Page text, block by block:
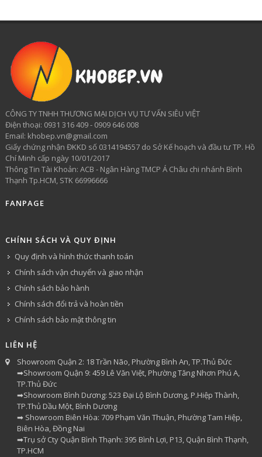
CÔNG TY TNHH THƯƠNG MẠI DỊCH VỤ TƯ VẤN SIÊU VIỆT
​Điện thoại: 0931 316 409 - 0909 646 008
Email: khobep.vn@gmail.com
Giấy chứng nhận ĐKKD số 0314194557 do Sở Kế hoạch và đầu tư TP. Hồ
Chí Minh cấp ngày 10/01/2017
Thông Tin Tài Khoản: ACB - Ngân Hàng TMCP Á Châu chi nhánh Bình
Thạnh Tp.HCM, STK 66996666
FANPAGE
CHÍNH SÁCH VÀ QUY ĐỊNH
Quy định và hình thức thanh toán
Chính sách vận chuyển và giao nhận
Chính sách bảo hành
Chính sách đổi trả và hoàn tiền
Chính sách bảo mật thông tin
LIÊN HỆ
Showroom Quận 2: 18 Trần Não, Phường Bình An, TP.Thủ Đức
➡Showroom Quận 9: 459 Lê Văn Việt, Phường Tăng Nhơn Phú A,
TP.Thủ Đức
➡Showroom Bình Dương: 523 Đại Lộ Bình Dương, P.Hiệp Thành,
TP.Thủ Dầu Một, Bình Dương
➡ Showroom Biên Hòa: 709 Phạm Văn Thuận, Phường Tam Hiệp,
Biên Hòa, Đồng Nai
➡Trụ sở Cty Quận Bình Thạnh: 395 Bình Lợi, P13, Quận Bình Thạnh,
TP.HCM